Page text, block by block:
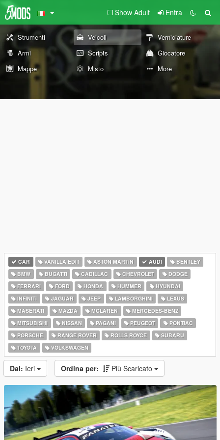
Show Adult Entra
Strumenti Veicoli
Verniciature
Armi
Scripts
Giocatore
Mappe
Misto More
CAR VANILLA EDIT ASTON MARTIN AUDI
BENTLEY
BMW
BUGATTI CADILLAC CHEVROLET
DODGE
FERRARI
FORD HONDA HUMMER
HYUNDAI
INFINITI
JAGUAR JEEP LAMBORGHINI
LEXUS
MASERATI
MAZDA MCLAREN
MERCEDES-BENZ
MITSUBISHI
NISSAN PAGANI PEUGEOT
PONTIAC
PORSCHE
RANGE ROVER ROLLS ROYCE
SUBARU
TOYOTA
VOLKSWAGEN
Dal: Ieri Ordina per: Più Scaricato